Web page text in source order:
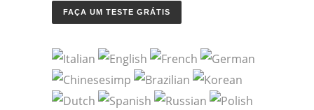
FAÇA UM TESTE GRÁTIS